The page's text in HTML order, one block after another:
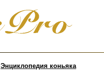
Энциклопедия коньяка